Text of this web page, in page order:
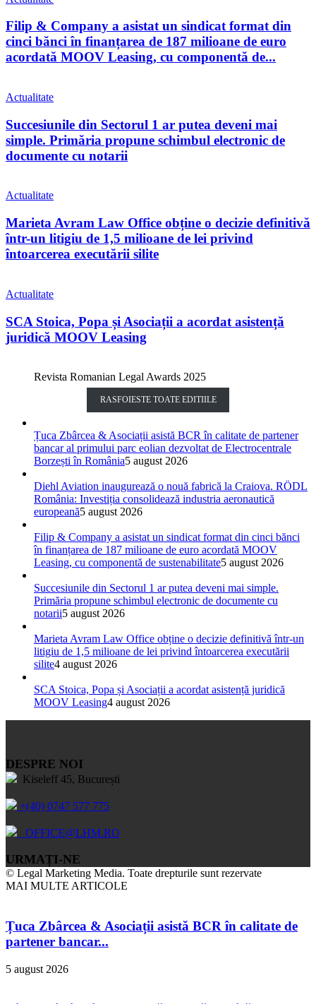
Filip & Company a asistat un sindicat format din
cinci bănci în finanțarea de 187 milioane de euro
acordată MOOV Leasing, cu componentă de...
Actualitate
Succesiunile din Sectorul 1 ar putea deveni mai
simple. Primăria propune schimbul electronic de
documente cu notarii
Actualitate
Marieta Avram Law Office obține o decizie definitivă
într-un litigiu de 1,5 milioane de lei privind
întoarcerea executării silite
Actualitate
SCA Stoica, Popa și Asociații a acordat asistență
juridică MOOV Leasing
Revista Romanian Legal Awards 2025
RASFOIESTE TOATE EDITIILE
Țuca Zbârcea & Asociații asistă BCR în calitate de partener
bancar al primului parc eolian dezvoltat de Electrocentrale
Borzești în România5 august 2026
Diehl Aviation inaugurează o nouă fabrică la Craiova. RÖDL
România: Investiția consolidează industria aeronautică
europeană5 august 2026
Filip & Company a asistat un sindicat format din cinci bănci
în finanțarea de 187 milioane de euro acordată MOOV
Leasing, cu componentă de sustenabilitate5 august 2026
Succesiunile din Sectorul 1 ar putea deveni mai simple.
Primăria propune schimbul electronic de documente cu
notarii5 august 2026
Marieta Avram Law Office obține o decizie definitivă într-un
litigiu de 1,5 milioane de lei privind întoarcerea executării
silite4 august 2026
SCA Stoica, Popa și Asociații a acordat asistență juridică
MOOV Leasing4 august 2026
DESPRE NOI
Kiseleff 45, București
+(40) 0747 577 775
OFFICE@LHM.RO
URMAȚI-NE
© Legal Marketing Media. Toate drepturile sunt rezervate
MAI MULTE ARTICOLE
Țuca Zbârcea & Asociații asistă BCR în calitate de
partener bancar...
5 august 2026